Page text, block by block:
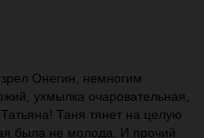
Онегин, немногим
ухмылка очаровательная,
Таня тянет на целую
была не молода. И прочий